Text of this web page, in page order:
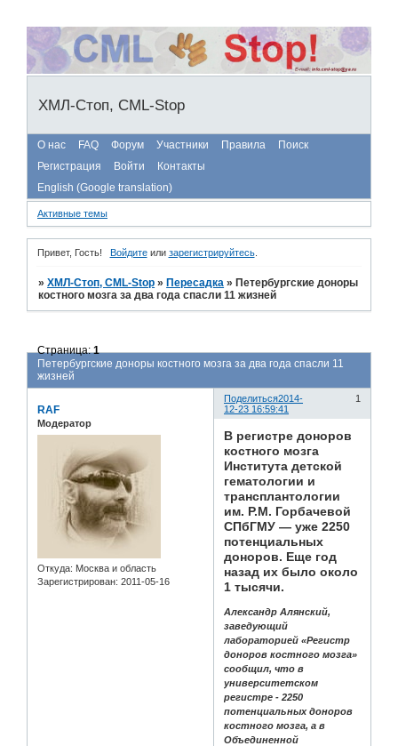
ХМЛ-Стоп, CML-Stop
О нас FAQ Форум Участники Правила
Поиск
Регистрация
Войти
Контакты
English (Google translation)
Активные темы
Привет, Гость! Войдитеили зарегистрируйтесь.
»ХМЛ-Стоп, CML-Stop » Пересадка » Петербургские доноры
костного мозга за два года спасли 11 жизней
Петербургские доноры костного мозга за два года спасли 11
жизней
Страница:1
Поделиться 1
2014-
12-23 16:59:41
RAF
Модератор
Откуда: Москва и область
Зарегистрирован: 2011-05-16
В регистре доноров
костного мозга
Института детской
гематологии и
трансплантологии
им. Р.М. Горбачевой
СПбГМУ — уже 2250
потенциальных
доноров. Еще год
назад их было около
1 тысячи.
Александр Алянский,
заведующий
лабораторией «Регистр
доноров костного мозга»
сообщил, что в
университетском
регистре - 2250
потенциальных доноров
костного мозга, а в
Объединенной